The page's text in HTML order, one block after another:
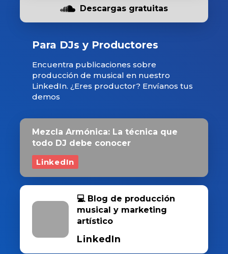
Descargas gratuitas
Para DJs y Productores
Encuentra publicaciones sobre
producción de musical en nuestro
LinkedIn. ¿Eres productor? Envíanos tus
demos
Mezcla Armónica: La técnica que
todo DJ debe conocer
LinkedIn
💻 Blog de producción
musical y marketing
artístico
LinkedIn